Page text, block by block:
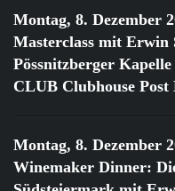
Montag, 8. Dezember
Masterclass mit Erwin
Pössnitzberger
CLUB Clubhouse
Montag, 8. Dezember
Winemaker Dinner: